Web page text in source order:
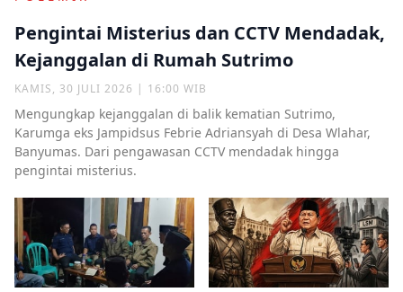
Pengintai Misterius dan CCTV Mendadak,
Kejanggalan di Rumah Sutrimo
KAMIS, 30 JULI 2026 | 16:00 WIB
Mengungkap kejanggalan di balik kematian Sutrimo,
Karumga eks Jampidsus Febrie Adriansyah di Desa Wlahar,
Banyumas. Dari pengawasan CCTV mendadak hingga
pengintai misterius.